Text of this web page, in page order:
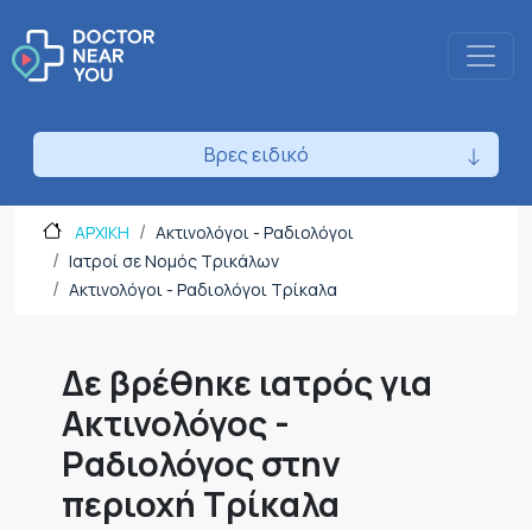
Βρες ειδικό
ΑΡΧΙΚΗ
Ακτινολόγοι - Ραδιολόγοι
Ιατροί σε Νομός Τρικάλων
Ακτινολόγοι - Ραδιολόγοι Τρίκαλα
Δε βρέθηκε ιατρός για
Ακτινολόγος -
Ραδιολόγος στην
περιοχή Τρίκαλα